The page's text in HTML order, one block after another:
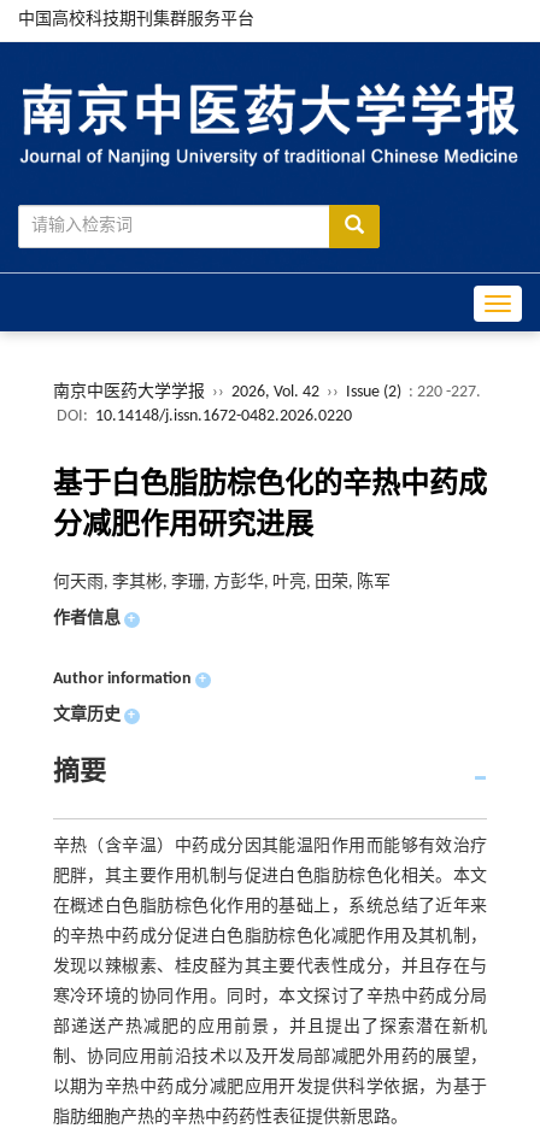
中国高校科技期刊集群服务平台
南京中医药大学学报 ›› 2026, Vol. 42 ›› Issue (2) : 220 -227.
DOI: 10.14148/j.issn.1672-0482.2026.0220
基于白色脂肪棕色化的辛热中药成
分减肥作用研究进展
何天雨, 李其彬, 李珊, 方彭华, 叶亮, 田荣, 陈军
作者信息 +
Author information +
文章历史 +
摘要
辛热（含辛温）中药成分因其能温阳作用而能够有效治疗
肥胖，其主要作用机制与促进白色脂肪棕色化相关。本文
在概述白色脂肪棕色化作用的基础上，系统总结了近年来
的辛热中药成分促进白色脂肪棕色化减肥作用及其机制，
发现以辣椒素、桂皮醛为其主要代表性成分，并且存在与
寒冷环境的协同作用。同时，本文探讨了辛热中药成分局
部递送产热减肥的应用前景，并且提出了探索潜在新机
制、协同应用前沿技术以及开发局部减肥外用药的展望，
以期为辛热中药成分减肥应用开发提供科学依据，为基于
脂肪细胞产热的辛热中药药性表征提供新思路。